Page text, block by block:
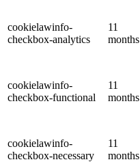
cookielawinfo-
checkbox-analytics
11
months
cookielawinfo-
checkbox-functional
11
months
cookielawinfo-
checkbox-necessary
11
months